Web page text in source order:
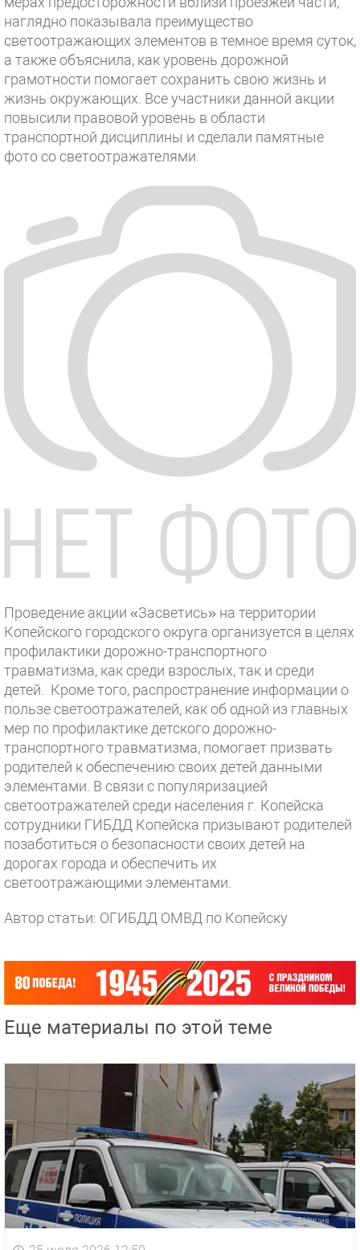
наглядно показывала преимущество
светоотражающих элементов в темное время суток,
а также объяснила, как уровень дорожной
грамотности помогает сохранить свою жизнь и
жизнь окружающих. Все участники данной акции
повысили правовой уровень в области
транспортной дисциплины и сделали памятные
фото со светоотражателями.
Проведение акции «Засветись» на территории
Копейского городского округа организуется в целях
профилактики дорожно-транспортного
травматизма, как среди взрослых, так и среди
детей. Кроме того, распространение информации о
пользе светоотражателей, как об одной из главных
мер по профилактике детского дорожно-
транспортного травматизма, помогает призвать
родителей к обеспечению своих детей данными
элементами. В связи с популяризацией
светоотражателей среди населения г. Копейска
сотрудники ГИБДД Копейска призывают родителей
позаботиться о безопасности своих детей на
дорогах города и обеспечить их
светоотражающими элементами.
Автор статьи: ОГИБДД ОМВД по Копейску
Еще материалы по этой теме